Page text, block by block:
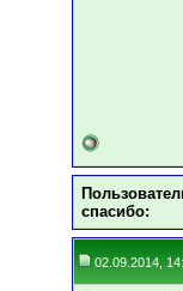
cпасибо:
02.09.2014,